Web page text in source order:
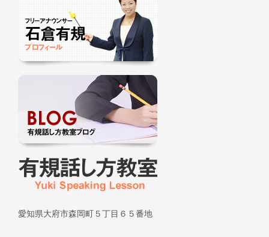
愛知県大府市森岡町５丁目６５番地